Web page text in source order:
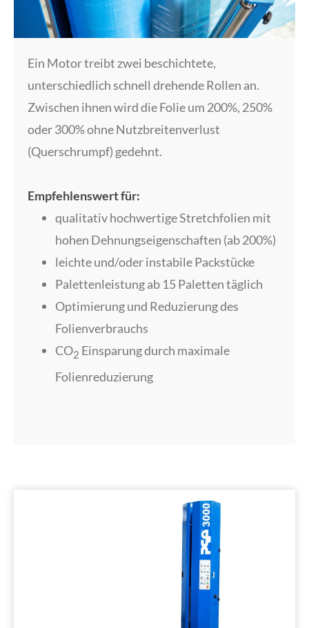
Ein Motor treibt zwei beschichtete,
unterschiedlich schnell drehende Rollen an.
Zwischen ihnen wird die Folie um 200%, 250%
oder 300% ohne Nutzbreitenverlust
(Querschrumpf) gedehnt.
Empfehlenswert für:
qualitativ hochwertige Stretchfolien mit
hohen Dehnungseigenschaften (ab 200%)
leichte und/oder instabile Packstücke
Palettenleistung ab 15 Paletten täglich
Optimierung und Reduzierung des
Folienverbrauchs
CO2 Einsparung durch maximale
Folienreduzierung